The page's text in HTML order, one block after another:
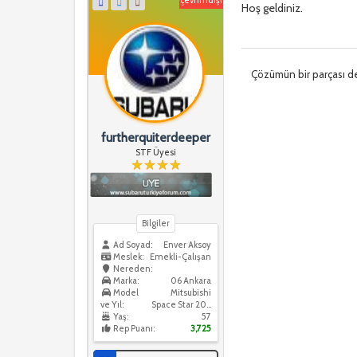
furtherquiterdeeper
STF Üyesi
Bilgiler
Ad Soyad:
Enver Aksoy
Meslek:
Emekli-Çalışan
Nereden:
06 Ankara
Marka:
Mitsubishi
Model
ve Yıl:
Space Star 2022
Yaş:
57
Rep Puanı:
3,725
Hoş geldiniz.
Çözümün bir parçası